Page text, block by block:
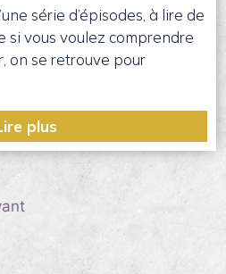
série d’épisodes, à lire de
si vous voulez comprendre
on se retrouve pour
plus